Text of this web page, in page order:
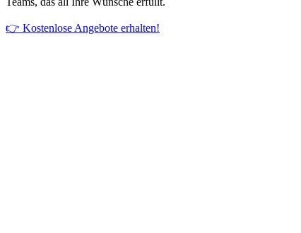
👉 Kostenlose Angebote erhalten!